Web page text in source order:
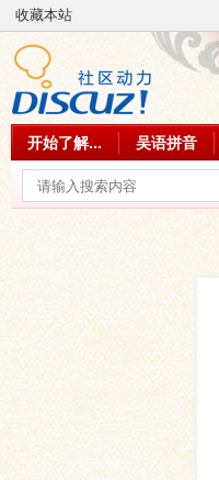
收藏本站
开始了解... 吴语拼音